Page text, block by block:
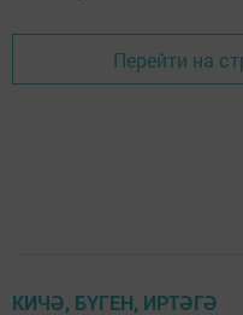
Перейти на
КИЧӘ, БҮГЕН, ИРТӘГӘ